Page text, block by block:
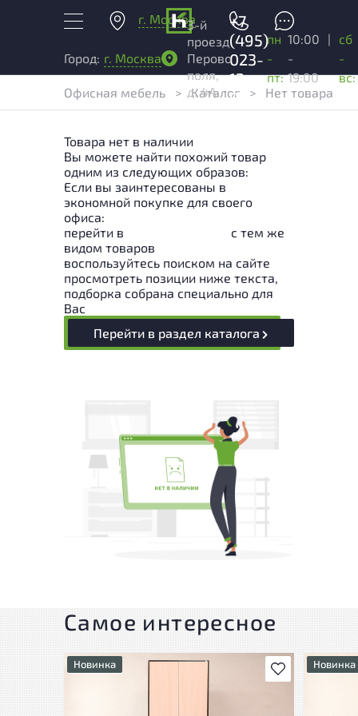
г. Москва
+7
(495)
023-
13-
03
Город: г. Москва
3-й
проезд
Перово
поля,
д. 4А
пн
-
пт:
10:00
-
19:00
|
сб
-
вс:
Офисная мебель
> Каталог > Нет товара
Товара нет в наличии
Вы можете найти похожий товар
одним из следующих образов:
Если вы заинтересованы в
экономной покупке для своего
офиса:
перейти в
с тем же
видом товаров
воспользуйтесь поиском на сайте
просмотреть позиции ниже текста,
подборка собрана специально для
Вас
Перейти в раздел каталога
Самое интересное
В избранное
Новинка Новинка